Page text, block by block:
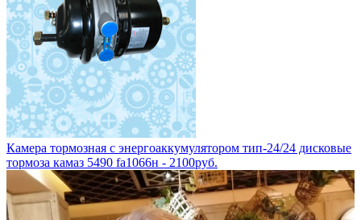
Камера тормозная с энергоаккумулятором тип-24/24 дисковые
тормоза камаз 5490 fa1066н - 2100руб.